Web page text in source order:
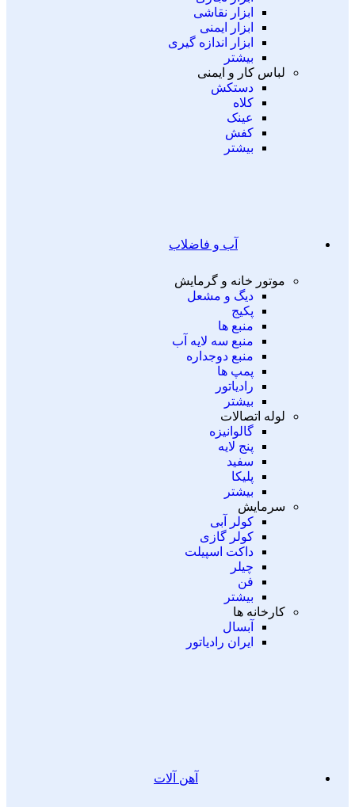
ابزار نقاشی
ابزار ایمنی
ابزار اندازه گیری
بیشتر
لباس کار و ایمنی
دستکش
کلاه
عینک
کفش
بیشتر
آب و فاضلاب
موتور خانه و گرمایش
دیگ و مشعل
پکیج
منبع ها
منبع سه لایه آب
منبع دوجداره
پمپ ها
رادیاتور
بیشتر
لوله اتصالات
گالوانیزه
پنج لایه
سفید
پلیکا
بیشتر
سرمایش
کولر آبی
کولر گازی
داکت اسپیلت
چیلر
فن
بیشتر
کارخانه ها
آبسال
ایران رادیاتور
آهن آلات